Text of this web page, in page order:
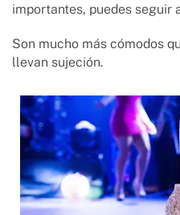
importantes, puedes seguir
Son mucho más cómodos
llevan sujeción.